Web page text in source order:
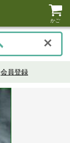
かご
会員登録